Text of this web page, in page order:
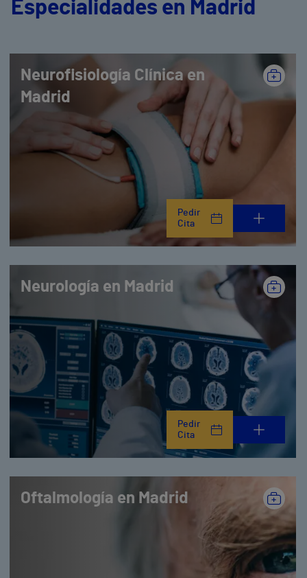
Especialidades en Madrid
Neurofisiología Clínica en
Madrid
Pedir
Cita
Neurología en Madrid
Pedir
Cita
Oftalmología en Madrid